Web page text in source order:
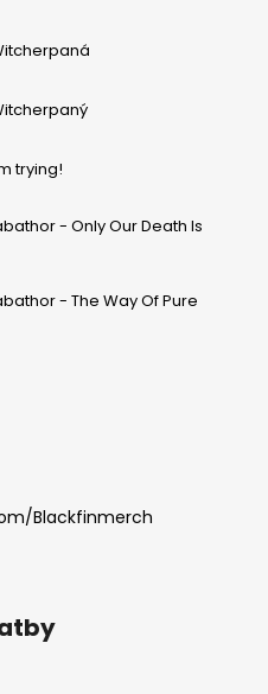
trying!
- Only Our Death Is
- The Way Of Pure
Blackfinmerch